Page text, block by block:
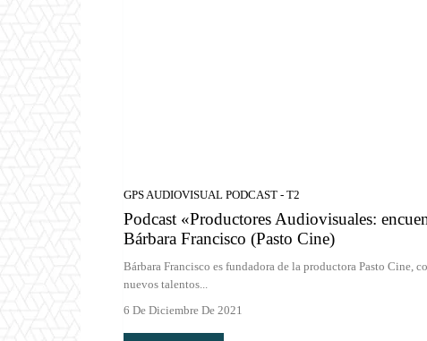
GPS AUDIOVISUAL PODCAST - T2
Podcast «Productores Audiovisuales:
Bárbara Francisco (Pasto Cine)
Bárbara Francisco es fundadora de la productora Pasto
nuevos talentos...
6 De Diciembre De 2021